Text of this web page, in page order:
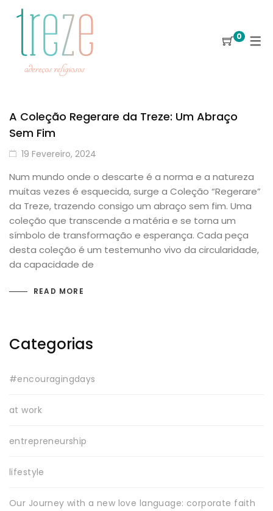
0
A Coleção Regerare da Treze: Um Abraço
Sem Fim
19 Fevereiro, 2024
Num mundo onde o descarte é a norma e a natureza
muitas vezes é esquecida, surge a Coleção “Regerare”
da Treze, trazendo consigo um abraço sem fim. Uma
coleção que transcende a matéria e se torna um
símbolo de transformação e esperança. Cada peça
desta coleção é um testemunho vivo da circularidade,
da capacidade de
READ MORE
Categorias
#encouragingdays
at work
entrepreneurship
lifestyle
Our Journey with a new love language: corporate faith